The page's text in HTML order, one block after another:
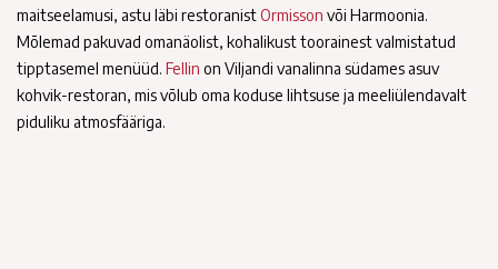
maitseelamusi, astu läbi restoranistOrmisson või Harmoonia.
Mõlemad pakuvad omanäolist, kohalikust toorainest valmistatud
tipptasemel menüüd. Fellin on Viljandi vanalinna südames asuv
kohvik-restoran, mis võlub oma koduse lihtsuse ja meeliülendavalt
piduliku atmosfääriga.